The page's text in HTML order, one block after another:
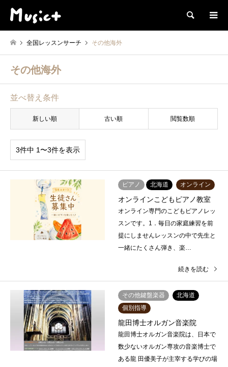
検索
全国レッスンサーチ その他海外
その他海外
並べ替え条件
新しい順 古い順 閲覧数順
3件中 1〜3件を表示
ピアノ 北海道 オンライン
オンラインこどもピアノ教室
オンライン専門のこどもピアノレッ
スンです。1．毎日の家庭練習を前
提にしませんレッスンの中で先生と
一緒にたくさん弾き、楽…
続きを読む
その他鍵盤楽器
北海道
個別指導
龍田博士オルガン音楽院
龍田博士オルガン音楽院は、日本で
数少ないオルガン専攻の音楽博士で
ある龍 田優美子が主宰する学びの場